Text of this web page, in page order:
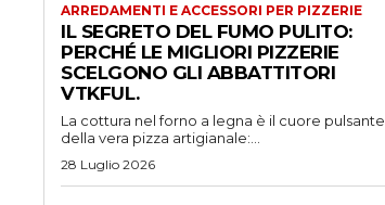
ARREDAMENTI E ACCESSORI PER PIZZERIE
IL SEGRETO DEL FUMO PULITO:
PERCHÉ LE MIGLIORI PIZZERIE
SCELGONO GLI ABBATTITORI
VTKFUL.
La cottura nel forno a legna è il cuore pulsante
della vera pizza artigianale:...
28 Luglio 2026